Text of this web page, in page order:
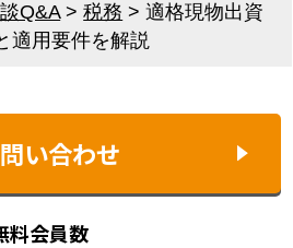
Q&A>税務 >適格現物出資
適用要件を解説
い合わせ
料会員数